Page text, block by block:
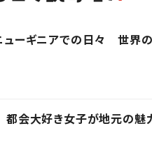
ューギニアでの日々 世界
会大好き女子が地元の魅